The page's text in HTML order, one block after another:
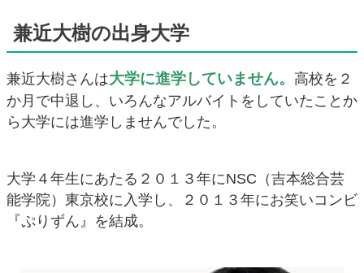
兼近大樹の出身大学
兼近大樹さんは大学に進学していません。 高校を２
か月で中退し、いろんなアルバイトをしていたことか
ら大学には進学しませんでした。
大学４年生にあたる２０１３年にNSC（吉本総合芸
能学院）東京校に入学し、２０１３年にお笑いコンビ
『ぷりずん』を結成。